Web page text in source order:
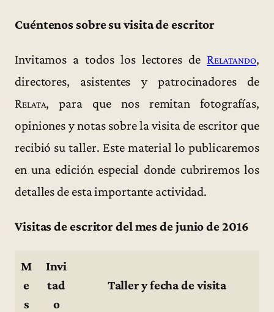
Cuéntenos sobre su visita de escritor
Invitamos a todos los lectores de Relatando,
directores, asistentes y patrocinadores de
Relata, para que nos remitan fotografías,
opiniones y notas sobre la visita de escritor que
recibió su taller. Este material lo publicaremos
en una edición especial donde cubriremos los
detalles de esta importante actividad.
Visitas de escritor del mes de junio de 2016
M
e
s
Invi
tad
o
Taller y fecha de visita